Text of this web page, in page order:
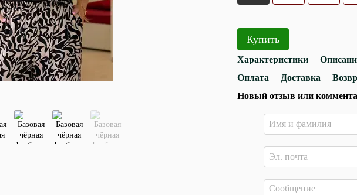
Купить
Характеристики
Оплата
Доставка
Новый отзыв или